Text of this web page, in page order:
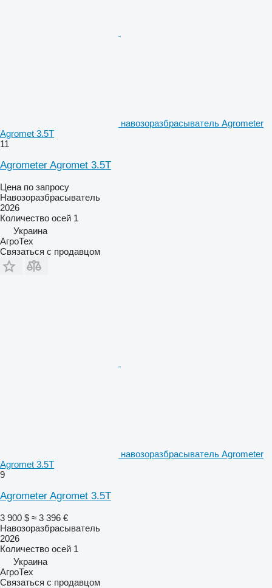
навозоразбрасыватель Agrometer
Agromet 3.5T
11
Agrometer Agromet 3.5T
Цена по запросу
Навозоразбрасыватель
2026
Количество осей 1
Украина
АгроТех
Связаться с продавцом
навозоразбрасыватель Agrometer
Agromet 3.5T
9
Agrometer Agromet 3.5T
3 900 $ ≈ 3 396 €
Навозоразбрасыватель
2026
Количество осей 1
Украина
АгроТех
Связаться с продавцом